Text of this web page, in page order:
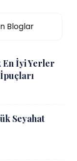
Bloglar
En İyi Yerler
Seyahat